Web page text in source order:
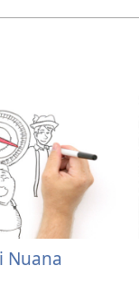
Nuana